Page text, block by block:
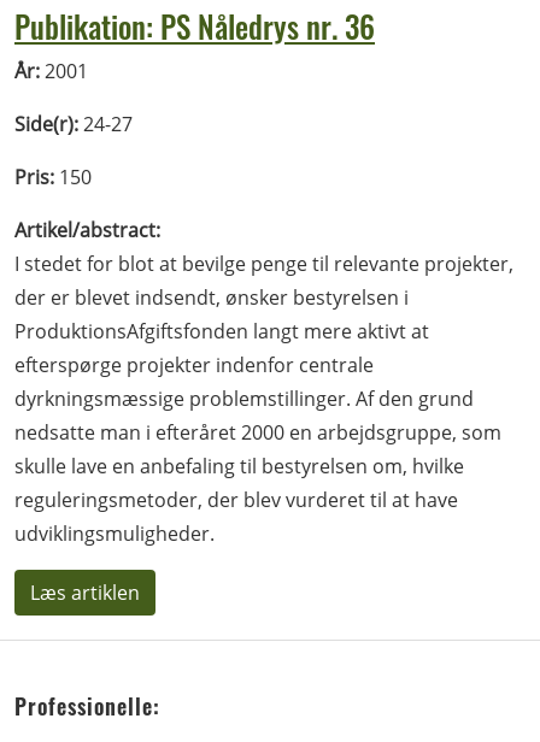
Publikation: PS Nåledrys nr. 36
År:2001
Side(r):24-27
Pris: 150
Artikel/abstract:
I stedet for blot at bevilge penge til relevante projekter,
der er blevet indsendt, ønsker bestyrelsen i
ProduktionsAfgiftsfonden langt mere aktivt at
efterspørge projekter indenfor centrale
dyrkningsmæssige problemstillinger. Af den grund
nedsatte man i efteråret 2000 en arbejdsgruppe, som
skulle lave en anbefaling til bestyrelsen om, hvilke
reguleringsmetoder, der blev vurderet til at have
udviklingsmuligheder.
Læs artiklen
Professionelle: